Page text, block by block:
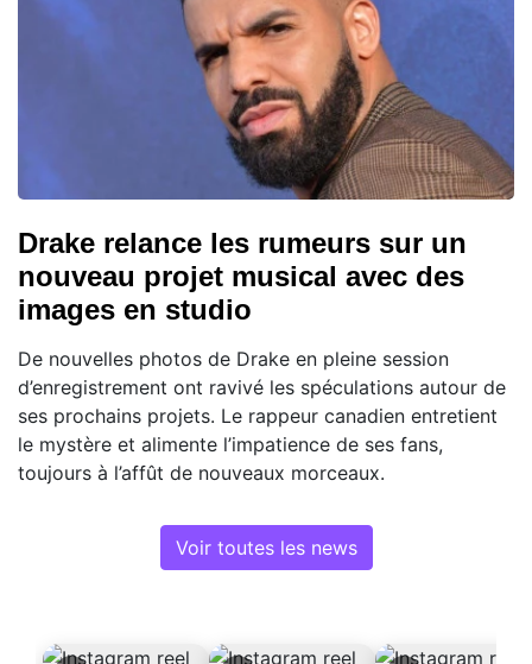
Drake relance les rumeurs sur un
nouveau projet musical avec des
images en studio
De nouvelles photos de Drake en pleine session
d’enregistrement ont ravivé les spéculations autour de
ses prochains projets. Le rappeur canadien entretient
le mystère et alimente l’impatience de ses fans,
toujours à l’affût de nouveaux morceaux.
Voir toutes les news